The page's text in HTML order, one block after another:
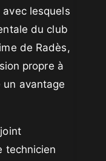
lesquels
du club
de Radès,
propre à
avantage
technicien